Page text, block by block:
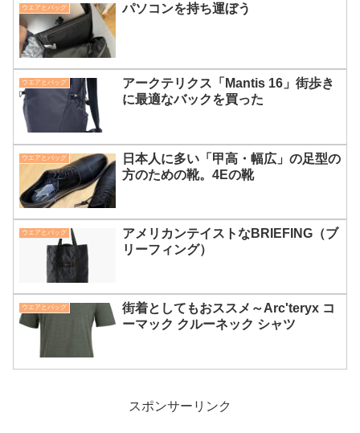
ウエアとバッグ パソコンを持ち運ぼう
ウエアとバッグ
アークテリクス「Mantis 16」街歩き
に最適なバックを買った
ウエアとバッグ
日本人に多い「甲高・幅広」の足型の
方のための靴。4Eの靴
ウエアとバッグ
アメリカンテイストなBRIEFING（ブ
リーフィング）
ウエアとバッグ
街着としてもおススメ～Arc'teryx コ
ーマック クルーネック シャツ
スポンサーリンク